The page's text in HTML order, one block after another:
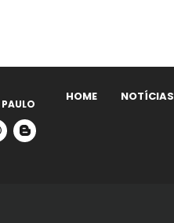
HOME NOTÍCIAS